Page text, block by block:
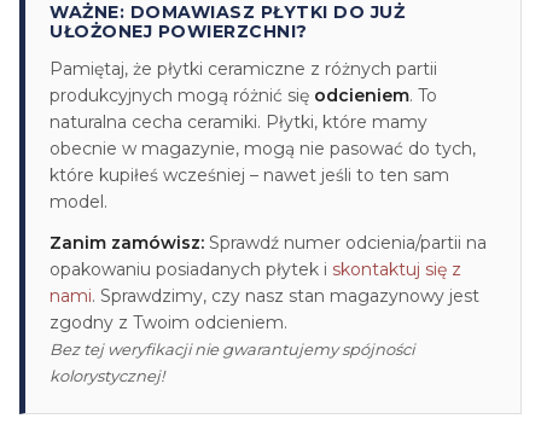
WAŻNE: DOMAWIASZ PŁYTKI DO JUŻ
UŁOŻONEJ POWIERZCHNI?
Pamiętaj, że płytki ceramiczne z różnych partii
produkcyjnych mogą różnić się odcieniem. To
naturalna cecha ceramiki. Płytki, które mamy
obecnie w magazynie, mogą nie pasować do tych,
które kupiłeś wcześniej – nawet jeśli to ten sam
model.
Zanim zamówisz: Sprawdź numer odcienia/partii na
opakowaniu posiadanych płytek i skontaktuj się z
nami. Sprawdzimy, czy nasz stan magazynowy jest
zgodny z Twoim odcieniem.
Bez tej weryfikacji nie gwarantujemy spójności
kolorystycznej!